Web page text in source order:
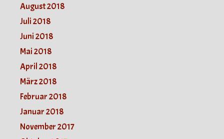
August 2018
Juli 2018
Juni 2018
Mai 2018
April 2018
März 2018
Februar 2018
Januar 2018
November 2017